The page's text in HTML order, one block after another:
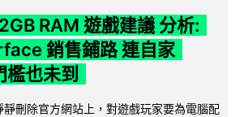
RAM 遊戲建議 分析:
銷售鋪路 連自家
也未到
刪除官方網站上，對遊戲玩家要為電腦配